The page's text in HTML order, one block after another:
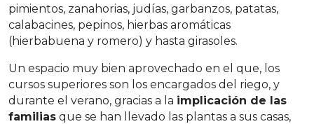
pimientos, zanahorias, judías, garbanzos, patatas,
calabacines, pepinos, hierbas aromáticas
(hierbabuena y romero) y hasta girasoles.
Un espacio muy bien aprovechado en el que, los
cursos superiores son los encargados del riego, y
durante el verano, gracias a la implicación de las
familias que se han llevado las plantas a sus casas,